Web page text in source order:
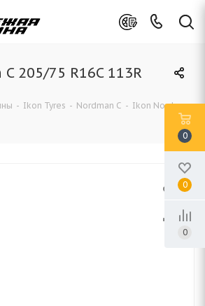
205/75 R16C 113R
- Ikon Tyres - Nordman C - Ikon Nordman
0
0
0